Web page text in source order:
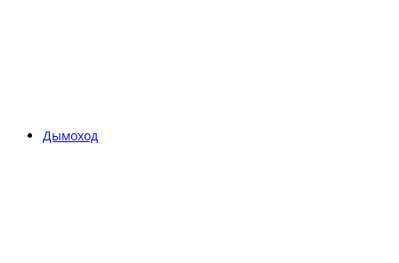
Дымоход